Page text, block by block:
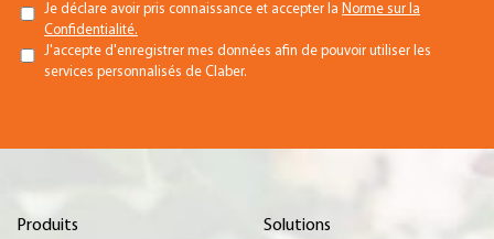
Je déclare avoir pris connaissance et accepter la Norme sur la
Confidentialité.
J'accepte d'enregistrer mes données afin de pouvoir utiliser les
services personnalisés de Claber.
Produits
Solutions